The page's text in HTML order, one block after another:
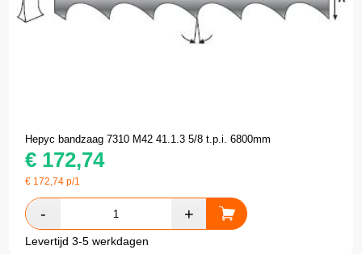
Hepyc bandzaag 7310 M42 41.1.3 5/8 t.p.i. 6800mm
€ 172,74
€ 172,74 p/1
Levertijd 3-5 werkdagen